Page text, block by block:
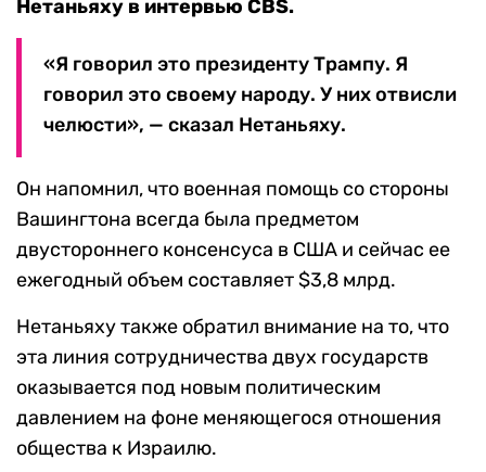
Нетаньяху в интервью CBS.
«Я говорил это президенту Трампу. Я
говорил это своему народу. У них отвисли
челюсти», — сказал Нетаньяху.
Он напомнил, что военная помощь со стороны
Вашингтона всегда была предметом
двустороннего консенсуса в США и сейчас ее
ежегодный объем составляет $3,8 млрд.
Нетаньяху также обратил внимание на то, что
эта линия сотрудничества двух государств
оказывается под новым политическим
давлением на фоне меняющегося отношения
общества к Израилю.